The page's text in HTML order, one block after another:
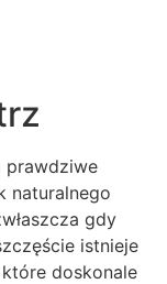
prawdziwe
naturalnego
gdy
istnieje
które doskonale